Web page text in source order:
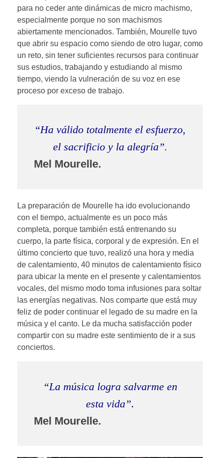
para no ceder ante dinámicas de micro machismo,
especialmente porque no son machismos
abiertamente mencionados. También, Mourelle tuvo
que abrir su espacio como siendo de otro lugar, como
un reto, sin tener suficientes recursos para continuar
sus estudios, trabajando y estudiando al mismo
tiempo, viendo la vulneración de su voz en ese
proceso por exceso de trabajo.
“Ha válido totalmente el esfuerzo,
el sacrificio y la alegría”.
Mel Mourelle.
La preparación de Mourelle ha ido evolucionando
con el tiempo, actualmente es un poco más
completa, porque también está entrenando su
cuerpo, la parte física, corporal y de expresión. En el
último concierto que tuvo, realizó una hora y media
de calentamiento, 40 minutos de calentamiento físico
para ubicar la mente en el presente y calentamientos
vocales, del mismo modo toma infusiones para soltar
las energías negativas. Nos comparte que está muy
feliz de poder continuar el legado de su madre en la
música y el canto. Le da mucha satisfacción poder
compartir con su madre este sentimiento de ir a sus
conciertos.
“La música logra salvarme en
esta vida”.
Mel Mourelle.